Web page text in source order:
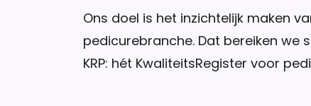
Ons doel is het inzichtelijk maken
pedicurebranche. Dat bereiken we
KRP: hét KwaliteitsRegister voor